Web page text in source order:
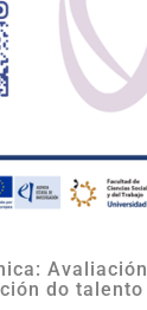
do talento